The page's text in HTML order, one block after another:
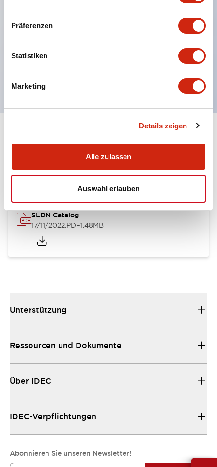
Präferenzen
Statistiken
Marketing
Details zeigen
Alle zulassen
Auswahl erlauben
durchgeführt. UL-, c-UL- und DEMKO-zertifiziert.
Dokumente und Dateien
Kataloge & Broschüren Bedienungsanleitung
SLDN Catalog
17/11/2022.PDF1.48MB
Unterstützung
Ressourcen und Dokumente
Über IDEC
IDEC-Verpflichtungen
Abonnieren Sie unseren Newsletter!